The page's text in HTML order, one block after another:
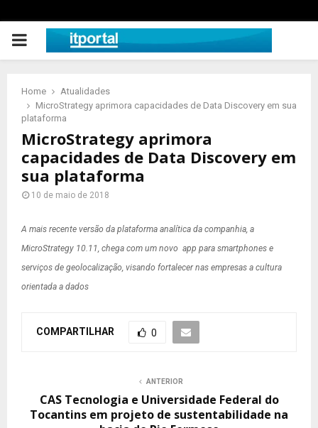
PRIMARY
Home
Atualidades
MicroStrategy aprimora capacidades de Data Discovery em sua
plataforma
MicroStrategy aprimora
capacidades de Data Discovery em
sua plataforma
10 de maio de 2018
A mais recente versão da plataforma analítica da companhia, a
MicroStrategy 10.11, chega com um novo app para smartphones e
serviços de geolocalização, visando fortalecer nas empresas a cultura
orientada a dados
COMPARTILHAR 0
ANTERIOR
CAS Tecnologia e Universidade Federal do
Tocantins em projeto de sustentabilidade na